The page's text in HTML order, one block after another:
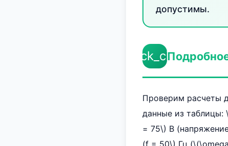
допустимы.
check_circle
Проверим расчеты
данные из таблицы:
= 75\) В
(f = 50\) Гц